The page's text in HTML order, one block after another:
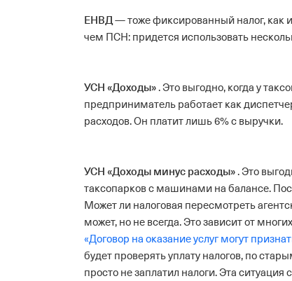
ЕНВД— тоже фиксированный налог, как
чем ПСН: придется использовать
УСН «Доходы» . Это выгодно, когда у
предприниматель работает как
расходов. Он платит лишь 6% c выручки.
УСН «Доходы минус расходы» . Это
таксопарков с машинами на балансе.
Может ли налоговая пересмотреть
может, но не всегда. Это зависит от
«Договор на оказание услуг могут
будет проверять уплату налогов, по
просто не заплатил налоги. Эта